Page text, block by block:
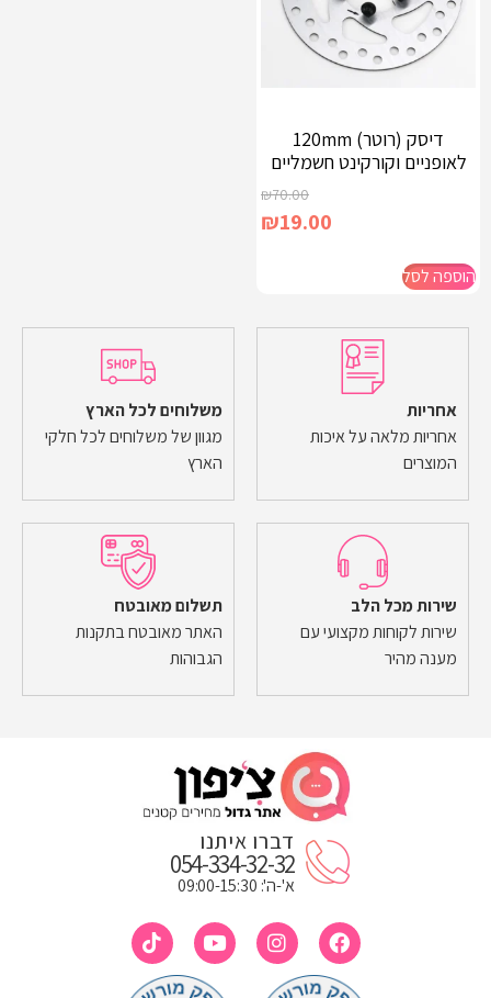
דיסק (רוטר) 120mm
לאופניים וקורקינט חשמליים
₪70.00
₪19.00
הוספה לסל
אחריות
אחריות מלאה על איכות
המוצרים
משלוחים לכל הארץ
מגוון של משלוחים לכל חלקי
הארץ
שירות מכל הלב
שירות לקוחות מקצועי עם
מענה מהיר
תשלום מאובטח
האתר מאובטח בתקנות
הגבוהות
דברו איתנו
054-334-32-32
א'-ה': 09:00-15:30